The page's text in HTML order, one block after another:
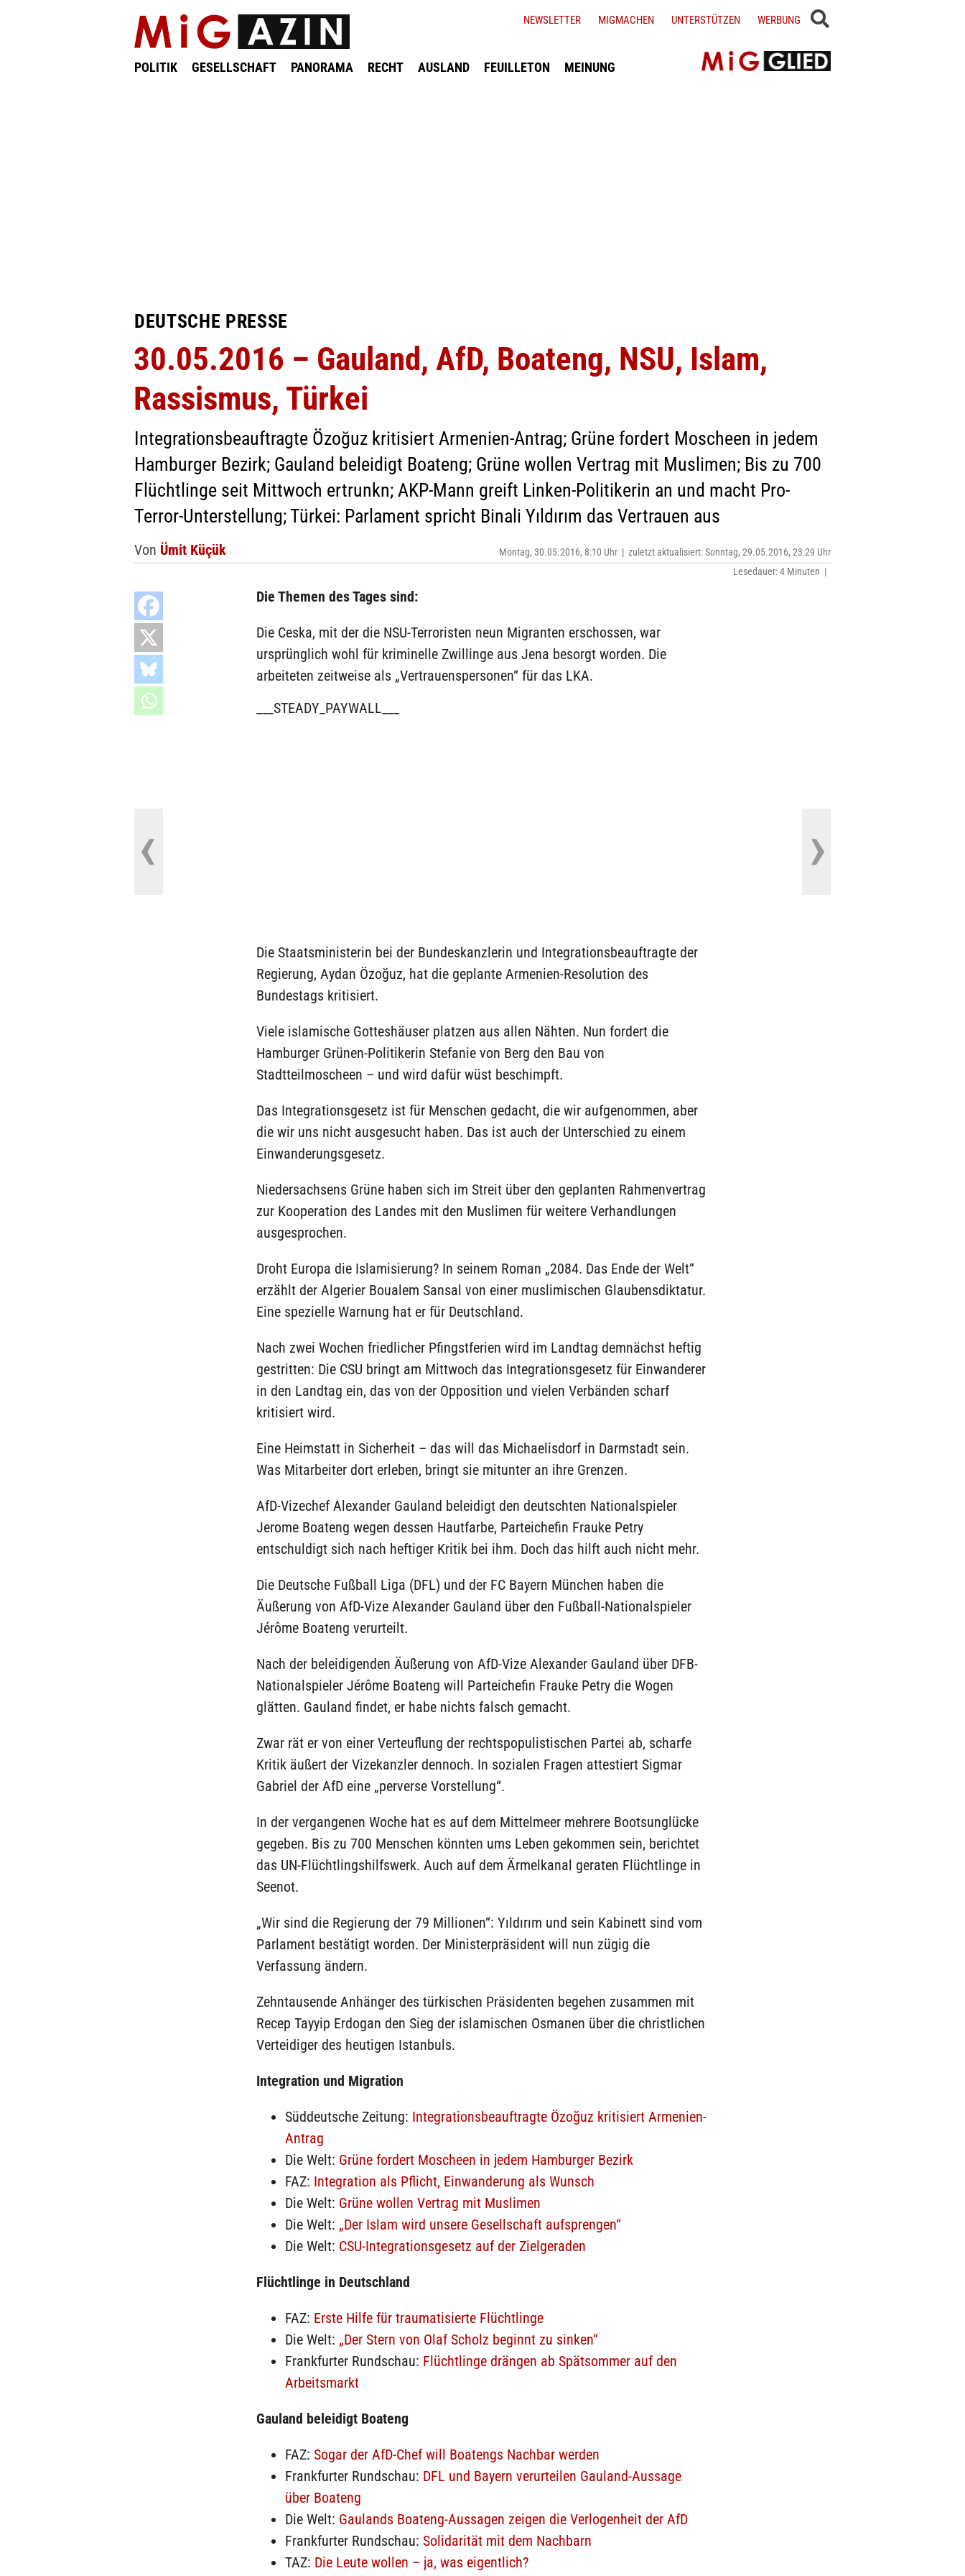
POLITIK GESELLSCHAFT PANORAMA RECHT AUSLAND FEUILLETON MEINUNG
NEWSLETTER MIGMACHEN UNTERSTÜTZEN WERBUNG
DEUTSCHE PRESSE
30.05.2016 – Gauland, AfD, Boateng, NSU, Islam,
Rassismus, Türkei
Integrationsbeauftragte Özoğuz kritisiert Armenien-Antrag; Grüne fordert Moscheen in jedem
Hamburger Bezirk; Gauland beleidigt Boateng; Grüne wollen Vertrag mit Muslimen; Bis zu 700
Flüchtlinge seit Mittwoch ertrunkn; AKP-Mann greift Linken-Politikerin an und macht Pro-
Terror-Unterstellung; Türkei: Parlament spricht Binali Yıldırım das Vertrauen aus
Von Ümit Küçük Montag, 30.05.2016, 8:10 Uhr | zuletzt aktualisiert: Sonntag, 29.05.2016, 23:29 Uhr
Lesedauer: 4 Minuten |
Die Themen des Tages sind:
Die Ceska, mit der die NSU-Terroristen neun Migranten erschossen, war
ursprünglich wohl für kriminelle Zwillinge aus Jena besorgt worden. Die
arbeiteten zeitweise als „Vertrauenspersonen“ für das LKA.
___STEADY_PAYWALL___
Die Staatsministerin bei der Bundeskanzlerin und Integrationsbeauftragte der
Regierung, Aydan Özoğuz, hat die geplante Armenien-Resolution des
Bundestags kritisiert.
Viele islamische Gotteshäuser platzen aus allen Nähten. Nun fordert die
Hamburger Grünen-Politikerin Stefanie von Berg den Bau von
Stadtteilmoscheen – und wird dafür wüst beschimpft.
Das Integrationsgesetz ist für Menschen gedacht, die wir aufgenommen, aber
die wir uns nicht ausgesucht haben. Das ist auch der Unterschied zu einem
Einwanderungsgesetz.
Niedersachsens Grüne haben sich im Streit über den geplanten Rahmenvertrag
zur Kooperation des Landes mit den Muslimen für weitere Verhandlungen
ausgesprochen.
Droht Europa die Islamisierung? In seinem Roman „2084. Das Ende der Welt“
erzählt der Algerier Boualem Sansal von einer muslimischen Glaubensdiktatur.
Eine spezielle Warnung hat er für Deutschland.
Nach zwei Wochen friedlicher Pfingstferien wird im Landtag demnächst heftig
gestritten: Die CSU bringt am Mittwoch das Integrationsgesetz für Einwanderer
in den Landtag ein, das von der Opposition und vielen Verbänden scharf
kritisiert wird.
Eine Heimstatt in Sicherheit – das will das Michaelisdorf in Darmstadt sein.
Was Mitarbeiter dort erleben, bringt sie mitunter an ihre Grenzen.
AfD-Vizechef Alexander Gauland beleidigt den deutschten Nationalspieler
Jerome Boateng wegen dessen Hautfarbe, Parteichefin Frauke Petry
entschuldigt sich nach heftiger Kritik bei ihm. Doch das hilft auch nicht mehr.
Die Deutsche Fußball Liga (DFL) und der FC Bayern München haben die
Äußerung von AfD-Vize Alexander Gauland über den Fußball-Nationalspieler
Jérôme Boateng verurteilt.
Nach der beleidigenden Äußerung von AfD-Vize Alexander Gauland über DFB-
Nationalspieler Jérôme Boateng will Parteichefin Frauke Petry die Wogen
glätten. Gauland findet, er habe nichts falsch gemacht.
Zwar rät er von einer Verteuflung der rechtspopulistischen Partei ab, scharfe
Kritik äußert der Vizekanzler dennoch. In sozialen Fragen attestiert Sigmar
Gabriel der AfD eine „perverse Vorstellung“.
In der vergangenen Woche hat es auf dem Mittelmeer mehrere Bootsunglücke
gegeben. Bis zu 700 Menschen könnten ums Leben gekommen sein, berichtet
das UN-Flüchtlingshilfswerk. Auch auf dem Ärmelkanal geraten Flüchtlinge in
Seenot.
„Wir sind die Regierung der 79 Millionen“: Yıldırım und sein Kabinett sind vom
Parlament bestätigt worden. Der Ministerpräsident will nun zügig die
Verfassung ändern.
Zehntausende Anhänger des türkischen Präsidenten begehen zusammen mit
Recep Tayyip Erdogan den Sieg der islamischen Osmanen über die christlichen
Verteidiger des heutigen Istanbuls.
Integration und Migration
Süddeutsche Zeitung: Integrationsbeauftragte Özoğuz kritisiert Armenien-
Antrag
Die Welt: Grüne fordert Moscheen in jedem Hamburger Bezirk
FAZ: Integration als Pflicht, Einwanderung als Wunsch
Die Welt: Grüne wollen Vertrag mit Muslimen
Die Welt: „Der Islam wird unsere Gesellschaft aufsprengen“
Die Welt: CSU-Integrationsgesetz auf der Zielgeraden
Flüchtlinge in Deutschland
FAZ: Erste Hilfe für traumatisierte Flüchtlinge
Die Welt: „Der Stern von Olaf Scholz beginnt zu sinken“
Frankfurter Rundschau: Flüchtlinge drängen ab Spätsommer auf den
Arbeitsmarkt
Gauland beleidigt Boateng
FAZ: Sogar der AfD-Chef will Boatengs Nachbar werden
Frankfurter Rundschau: DFL und Bayern verurteilen Gauland-Aussage
über Boateng
Die Welt: Gaulands Boateng-Aussagen zeigen die Verlogenheit der AfD
Frankfurter Rundschau: Solidarität mit dem Nachbarn
TAZ: Die Leute wollen – ja, was eigentlich?